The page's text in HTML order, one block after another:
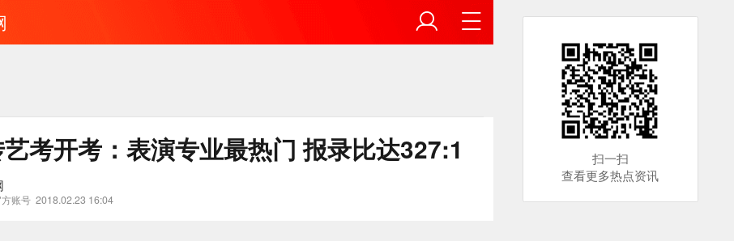
考开考：表演专业最热门 报录比达327:1
账号 2018.02.23 16:04
扫一扫
查看更多热点资讯